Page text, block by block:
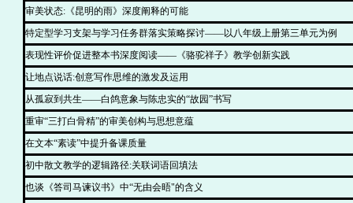
审美状态:《昆明的雨》深度阐释的可能
特定型学习支架与学习任务群落实策略探讨——以八年级上册第三单元为例
表现性评价促进整本书深度阅读——《骆驼祥子》教学创新实践
让地点说话:创意写作思维的激发及运用
从孤寂到共生——白鸽意象与陈忠实的“故园”书写
重审“三打白骨精”的审美创构与思想意蕴
在文本“素读”中提升备课质量
初中散文教学的逻辑路径:关联词语回填法
也谈《答司马谏议书》中“无由会晤"的含义